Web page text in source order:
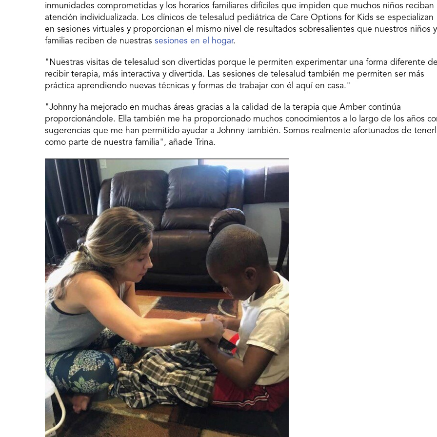
inmunidades comprometidas y los horarios familiares difíciles que impiden que muchos niños reciban
atención individualizada. Los clínicos de telesalud pediátrica de Care Options for Kids se especializan
en sesiones virtuales y proporcionan el mismo nivel de resultados sobresalientes que nuestros niños y
familias reciben de nuestras sesiones en el hogar.
"Nuestras visitas de telesalud son divertidas porque le permiten experimentar una forma diferente de
recibir terapia, más interactiva y divertida. Las sesiones de telesalud también me permiten ser más
práctica aprendiendo nuevas técnicas y formas de trabajar con él aquí en casa."
"Johnny ha mejorado en muchas áreas gracias a la calidad de la terapia que Amber continúa
proporcionándole. Ella también me ha proporcionado muchos conocimientos a lo largo de los años
sugerencias que me han permitido ayudar a Johnny también. Somos realmente afortunados de
como parte de nuestra familia", añade Trina.